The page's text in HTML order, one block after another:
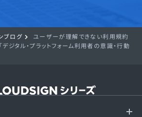
ブログ
ユーザーが理解できない利用規約
ジタル・プラットフォーム利用者の意識・行動